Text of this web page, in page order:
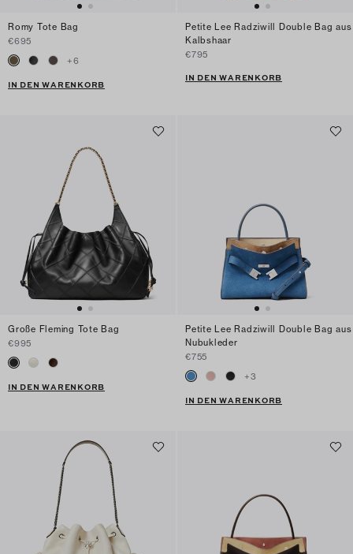
Romy Tote Bag
€695
+6
IN DEN WARENKORB
Petite Lee Radziwill Double Bag aus
Kalbshaar
€795
IN DEN WARENKORB
Große Fleming Tote Bag
€995
IN DEN WARENKORB
Petite Lee Radziwill Double Bag aus
Nubukleder
€755
+3
IN DEN WARENKORB